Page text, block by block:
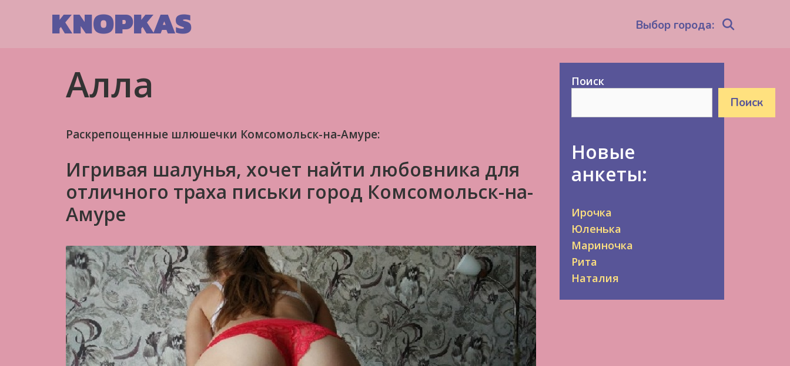
KNOPKAS Выбор города:
Алла
Раскрепощенные шлюшечки Комсомольск-на-Амуре:
Игривая шалунья, хочет найти любовника для
отличного траха письки город Комсомольск-на-
Амуре
Поиск
Поиск
Новые
анкеты:
Ирочка
Юленька
Мариночка
Рита
Наталия